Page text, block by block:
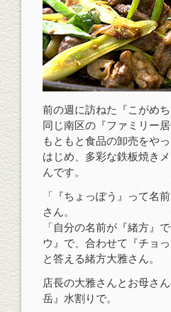
前の週に訪ねた『こがめ
同じ南区の『ファミリー
もともと食品の卸売をや
はじめ、多彩な鉄板焼き
んです。
「『ちょっぽう』って名
さん。
「自分の名前が『緒方』
ウ』で、合わせて『チョ
と答える緒方大雅さん。
店長の大雅さんとお母さ
岳』水割りで。